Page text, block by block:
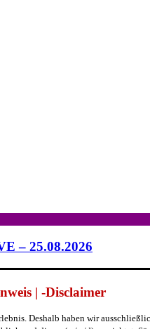
– 25.08.2026
| -Disclaimer
Deshalb haben wir